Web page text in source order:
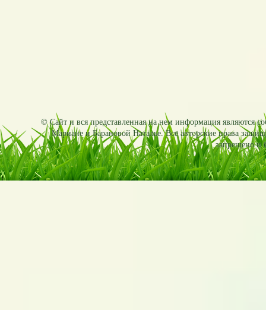
© Сайт и вся представленная на нем информация являются
Мариане и Барановой Наталье. Все авторские права
запрещено и